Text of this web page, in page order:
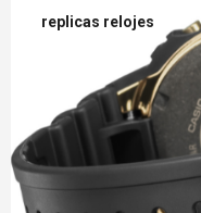
replicas relojes